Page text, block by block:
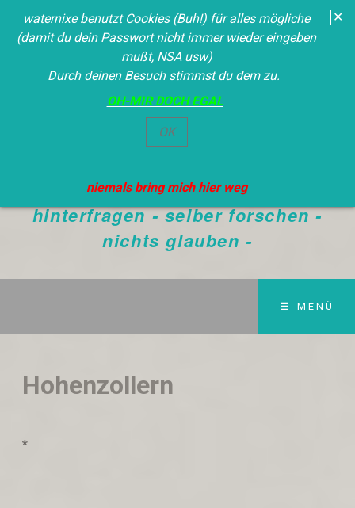
✕
waternixe benutzt Cookies (Buh!) für alles mögliche
(damit du dein Passwort nicht immer wieder eingeben
mußt, NSA usw)
Durch deinen Besuch stimmst du dem zu.
OH-MIR DOCH EGAL
OK
niemals bring mich hier weg
Waternixe
DER BEVORMUNDUNG - alles
hinterfragen - selber forschen -
nichts glauben -
☰ MENÜ
Hohenzollern
*